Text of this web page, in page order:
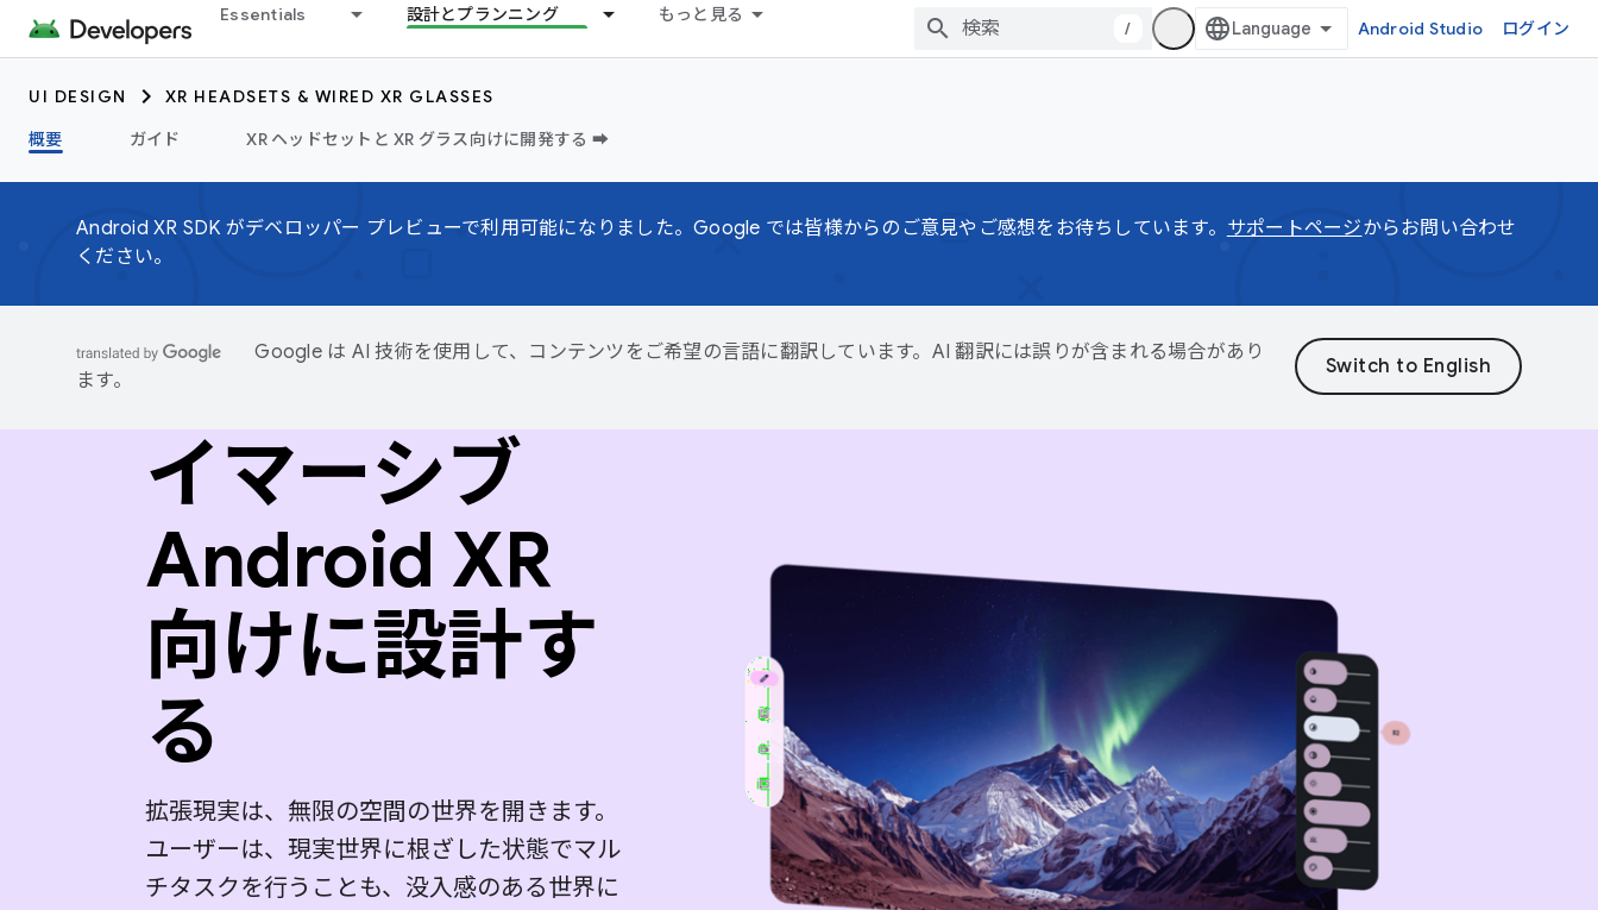
Essentials 設計とプランニング もっと見る
/ Android Studio ログイン
UI DESIGN
XR HEADSETS & WIRED XR GLASSES
概要
ガイド XR ヘッドセットと XR グラス向けに開発する ➡️
Android XR SDK がデベロッパー プレビューで利用可能になりました。Google では皆様からのご意見やご感想をお待ちしています。 サポートページからお問い合わせ
ください。
Google は AI 技術を使用して、コンテンツをご希望の言語に翻訳しています。AI 翻訳には誤りが含まれる場合があり
ます。
イマーシブ
Android XR
向けに設計す
る
拡張現実は、無限の空間の世界を開きます。
ユーザーは、現実世界に根ざした状態でマル
チタスクを行うことも、没入感のある世界に